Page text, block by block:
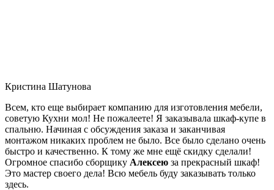
Кристина Шатунова
Всем, кто еще выбирает компанию для изготовления мебели,
советую Кухни мол! Не пожалеете! Я заказывала шкаф-купе в
спальню. Начиная с обсуждения заказа и заканчивая
монтажом никаких проблем не было. Все было сделано очень
быстро и качественно. К тому же мне ещё скидку сделали!
Огромное спасибо сборщику Алексею за прекрасный шкаф!
Это мастер своего дела! Всю мебель буду заказывать только
здесь.